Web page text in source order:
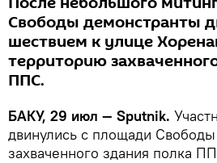
Свободы демонстранты
шествием к улице
территорию
ППС.
БАКУ, 29 июл — Sputnik.
двинулись с площади
захваченного здания полка